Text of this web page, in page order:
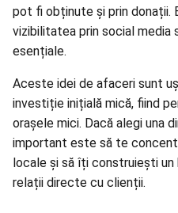
pot fi obținute și prin donații.
vizibilitatea prin social media
esențiale.
Aceste idei de afaceri sunt
investiție inițială mică, fiind
orașele mici. Dacă alegi una
important este să te
locale și să îți construiești
relații directe cu clienții.